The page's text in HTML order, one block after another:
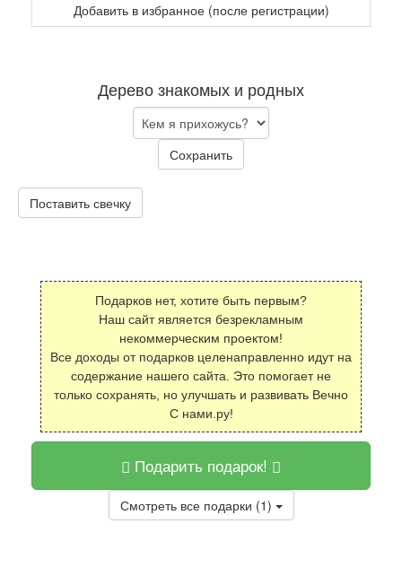
Добавить в избранное (после регистрации)
Дерево знакомых и родных
Сохранить
Поставить свечку
Подарков нет, хотите быть первым?
Наш сайт является безрекламным
некоммерческим проектом!
Все доходы от подарков целенаправленно идут на
содержание нашего сайта. Это помогает не
только сохранять, но улучшать и развивать Вечно
С нами.ру!
Подарить подарок!
Смотреть все подарки (1)